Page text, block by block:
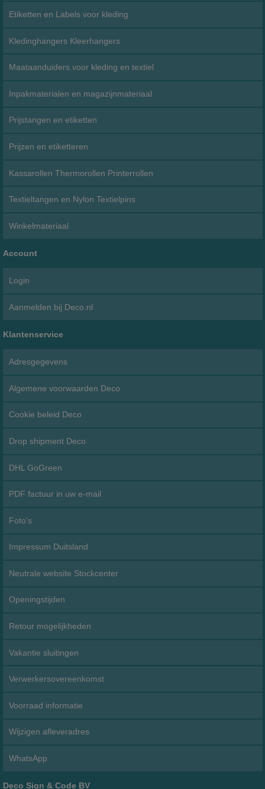
Etiketten en Labels voor kleding
Kledinghangers Kleerhangers
Maataanduiders voor kleding en textiel
Inpakmaterialen en magazijnmateriaal
Prijstangen en etiketten
Prijzen en etiketteren
Kassarollen Thermorollen Printerrollen
Textieltangen en Nylon Textielpins
Winkelmateriaal
Account
Login
Aanmelden bij Deco.nl
Klantenservice
Adresgegevens
Algemene voorwaarden Deco
Cookie beleid Deco
Drop shipment Deco
DHL GoGreen
PDF factuur in uw e-mail
Foto's
Impressum Duitsland
Neutrale website Stockcenter
Openingstijden
Retour mogelijkheden
Vakantie sluitingen
Verwerkersovereenkomst
Voorraad informatie
Wijzigen afleveradres
WhatsApp
Deco Sign & Code BV